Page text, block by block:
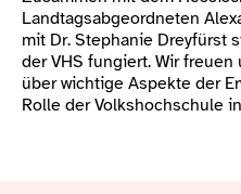
Landtagsabgeordneten
mit Dr. Stephanie Dreyfürst
der VHS fungiert. Wir
über wichtige Aspekte der
Rolle der Volkshochschule